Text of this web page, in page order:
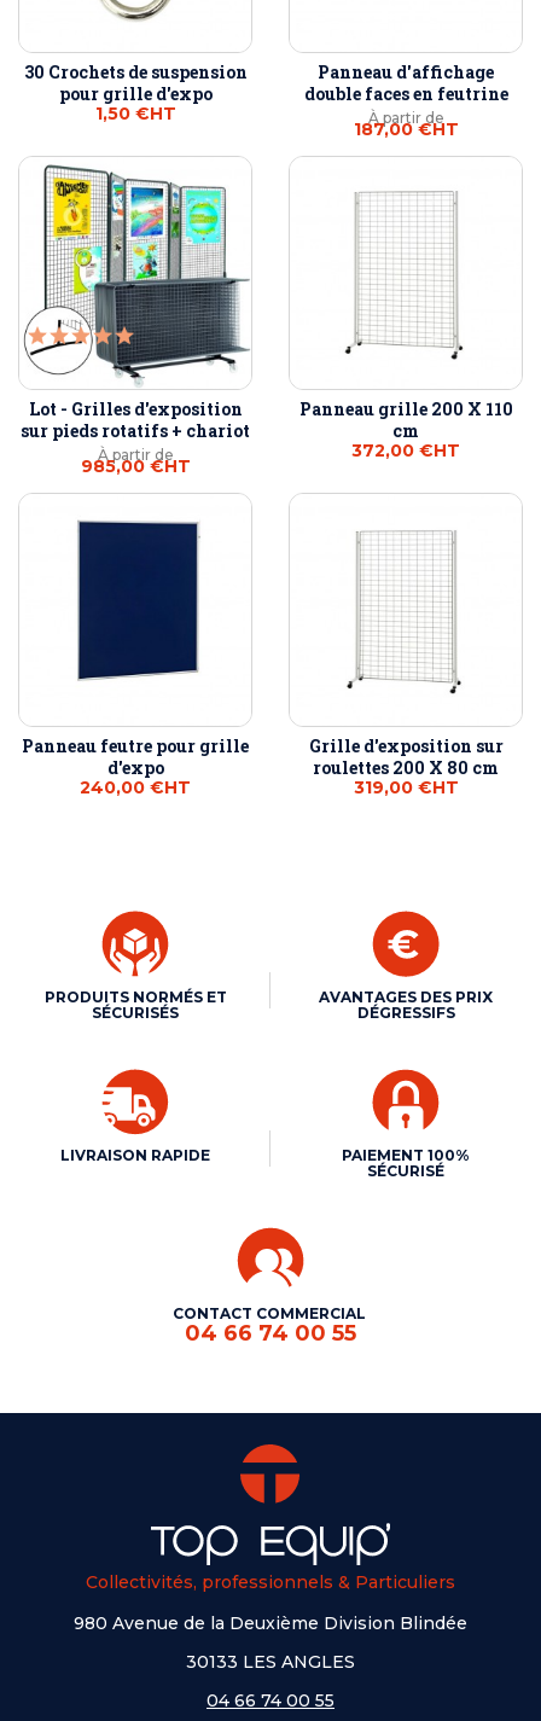
30 Crochets de suspension
pour grille d'expo
1,50 €HT
Panneau d'affichage
double faces en feutrine
À partir de
187,00 €HT
Lot - Grilles d'exposition
sur pieds rotatifs + chariot
À partir de
985,00 €HT
Panneau grille 200 X 110
cm
372,00 €HT
Panneau feutre pour grille
d'expo
240,00 €HT
Grille d'exposition sur
roulettes 200 X 80 cm
319,00 €HT
PRODUITS NORMÉS ET
SÉCURISÉS
AVANTAGES DES PRIX
DÉGRESSIFS
LIVRAISON RAPIDE
PAIEMENT 100%
SÉCURISÉ
CONTACT COMMERCIAL
04 66 74 00 55
Collectivités, professionnels & Particuliers
980 Avenue de la Deuxième Division Blindée
30133 LES ANGLES
04 66 74 00 55